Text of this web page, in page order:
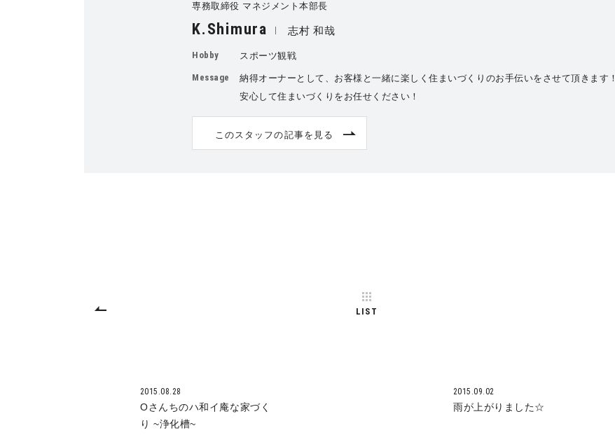
専務取締役 マネジメント本部長
K.Shimura 志村 和哉
Hobby スポーツ観戦
Message
納得オーナーとして、お客様と一緒に楽しく住まいづくりのお手伝いをさせて頂きます！
安心して住まいづくりをお任せください！
このスタッフの記事を見る
2015.08.28
Oさんちのハ和イ庵な家づく
り ~浄化槽~
LIST
2015.09.02
雨が上がりました☆